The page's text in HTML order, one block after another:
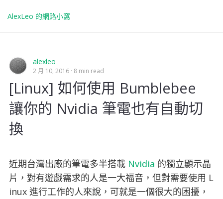
AlexLeo 的網路小窩
alexleo
2 月 10, 2016 8 min read
[Linux] 如何使用 Bumblebee
讓你的 Nvidia 筆電也有自動切
換
近期台灣出廠的筆電多半搭載 Nvidia 的獨立顯示晶
片，對有遊戲需求的人是一大福音，但對需要使用 L
inux 進行工作的人來說，可就是一個很大的困擾，